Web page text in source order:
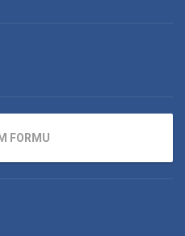
FORMU